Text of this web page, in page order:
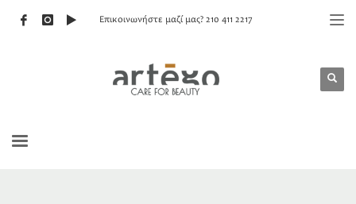
Επικοινωνήστε μαζί μας? 210 411 2217